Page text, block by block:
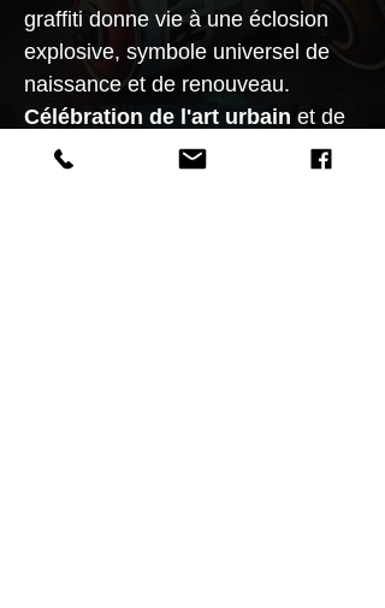
graffiti donne vie à une éclosion
explosive, symbole universel de
naissance et de renouveau.
Célébration de l'art urbain et de
sa capacité à transformer